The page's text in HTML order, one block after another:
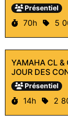
SYSTEME DE
INTRUSIF ET
SILENCIEUX
Présentiel
Durée :
70h 5
YAMAHA CL &
JOUR DES
Présentiel
Durée :
14h 2